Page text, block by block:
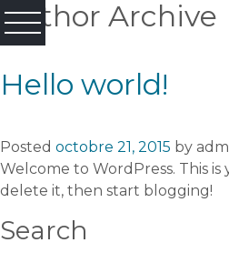
Author Archive
Hello world!
Posted octobre 21, 2015 by
Welcome to WordPress. This
delete it, then start blogging!
Search